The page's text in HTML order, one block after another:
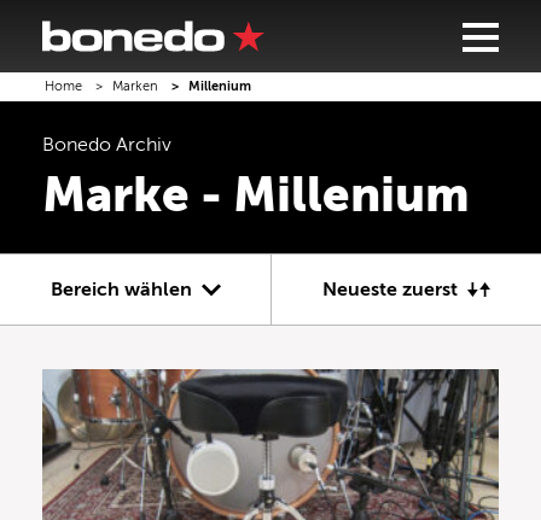
Home Marken Millenium
Bonedo Archiv
Marke - Millenium
Bereich wählen
Gitarre
Bass
Recording
Neueste zuerst